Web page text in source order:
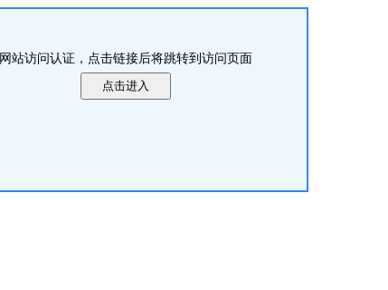
网站访问认证，点击链接后将跳转到访问页面